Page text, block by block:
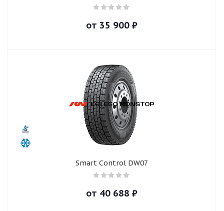
от 35 900₽
Smart Control DW07
от 40 688 ₽